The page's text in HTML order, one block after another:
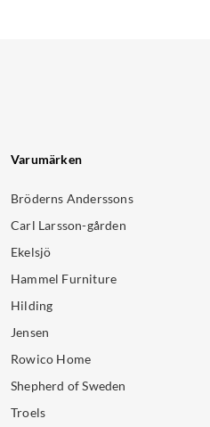
Varumärken
Bröderns Anderssons
Carl Larsson-gården
Ekelsjö
Hammel Furniture
Hilding
Jensen
Rowico Home
Shepherd of Sweden
Troels